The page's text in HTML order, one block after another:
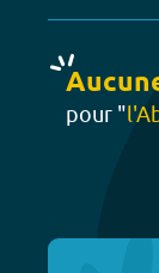
pour "